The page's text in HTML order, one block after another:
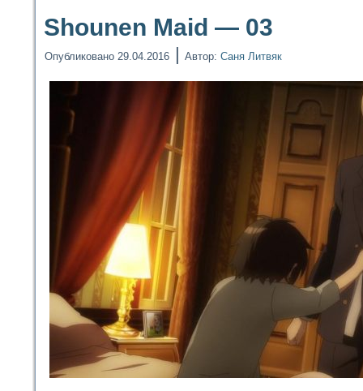
Shounen Maid — 03
Опубликовано 29.04.2016 | Автор: Саня Литвяк